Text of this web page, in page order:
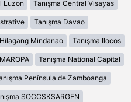
Luzon Tanışma Central Visayas
Tanışma Davao
Mindanao Tanışma Ilocos
Tanışma National Capital
Península de Zamboanga
SOCCSKSARGEN